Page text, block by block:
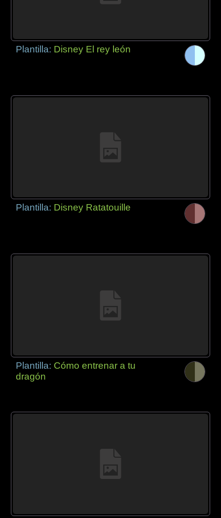
Plantilla: Disney El rey león
Plantilla: Disney Ratatouille
Plantilla: Cómo entrenar a tu
dragón